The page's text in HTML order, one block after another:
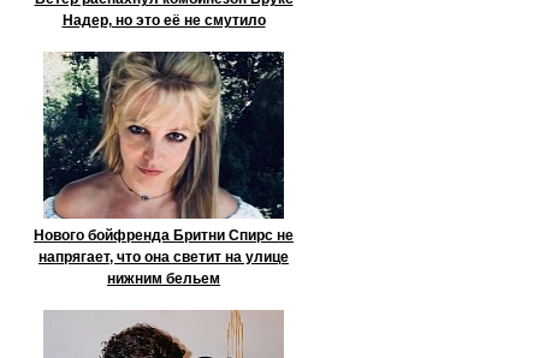
Надер, но это её не смутило
Нового бойфренда Бритни Спирс не
напрягает, что она светит на улице
нижним бельем